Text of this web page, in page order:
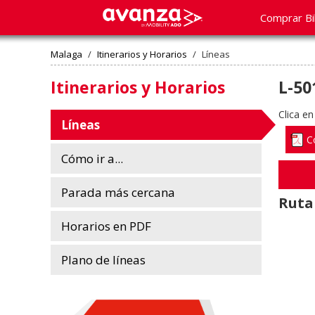
Comprar
Malaga / Itinerarios y Horarios / Líneas
Itinerarios y Horarios
Líneas
Cómo ir a...
Parada más cercana
Horarios en PDF
Plano de líneas
L-
Clica
Ruta